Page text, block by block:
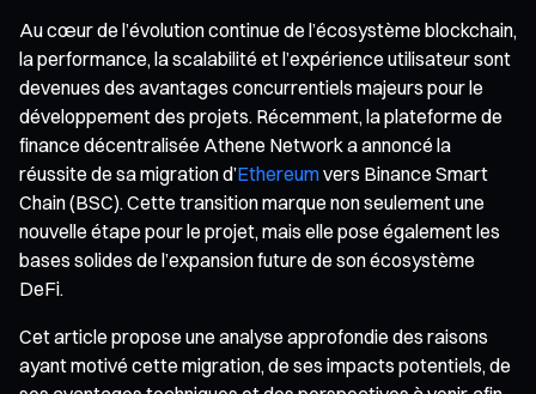
Au cœur de l’évolution continue de l’écosystème blockchain,
la performance, la scalabilité et l’expérience utilisateur sont
devenues des avantages concurrentiels majeurs pour le
développement des projets. Récemment, la plateforme de
finance décentralisée Athene Network a annoncé la
réussite de sa migration d’Ethereumvers Binance Smart
Chain (BSC). Cette transition marque non seulement une
nouvelle étape pour le projet, mais elle pose également les
bases solides de l’expansion future de son écosystème
DeFi.
Cet article propose une analyse approfondie des raisons
ayant motivé cette migration, de ses impacts potentiels, de